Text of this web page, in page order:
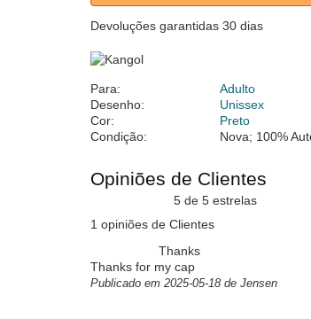
Devoluções garantidas 30 dias
Para:
Adulto
Desenho:
Unissex
Cor:
Preto
Condição:
Nova; 100%
Opiniões de Clientes
5 de 5 estrelas
1 opiniões de Clientes
Thanks
Thanks for my cap
Publicado em 2025-05-18 de Jensen